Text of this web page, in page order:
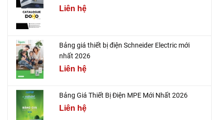
Liên hệ
Bảng giá thiết bị điện Schneider Electric mới
nhất 2026
Liên hệ
Bảng Giá Thiết Bị Điện MPE Mới Nhất 2026
Liên hệ